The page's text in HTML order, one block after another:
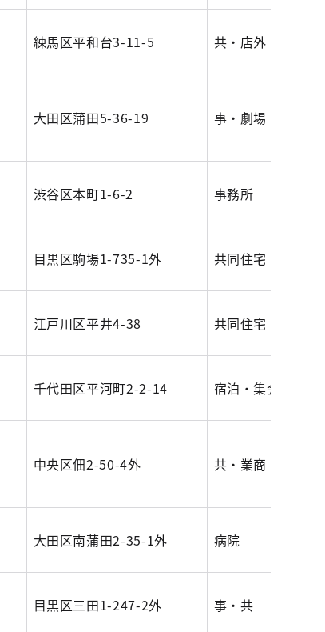
練馬区平和台3-11-5 共・店外
大田区蒲田5-36-19 事・劇場・店
渋谷区本町1-6-2 事務所
目黒区駒場1-735-1外 共同住宅
江戸川区平井4-38 共同住宅
千代田区平河町2-2-14 宿泊・集会・事
中央区佃2-50-4外 共・業商・文化施設
大田区南蒲田2-35-1外 病院
目黒区三田1-247-2外 事・共